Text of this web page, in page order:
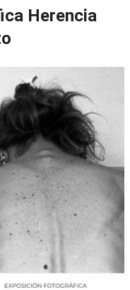
Herencia